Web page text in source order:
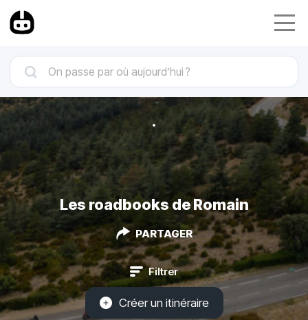
Les roadbooks de Romain
PARTAGER
Filtrer
Créer un itinéraire